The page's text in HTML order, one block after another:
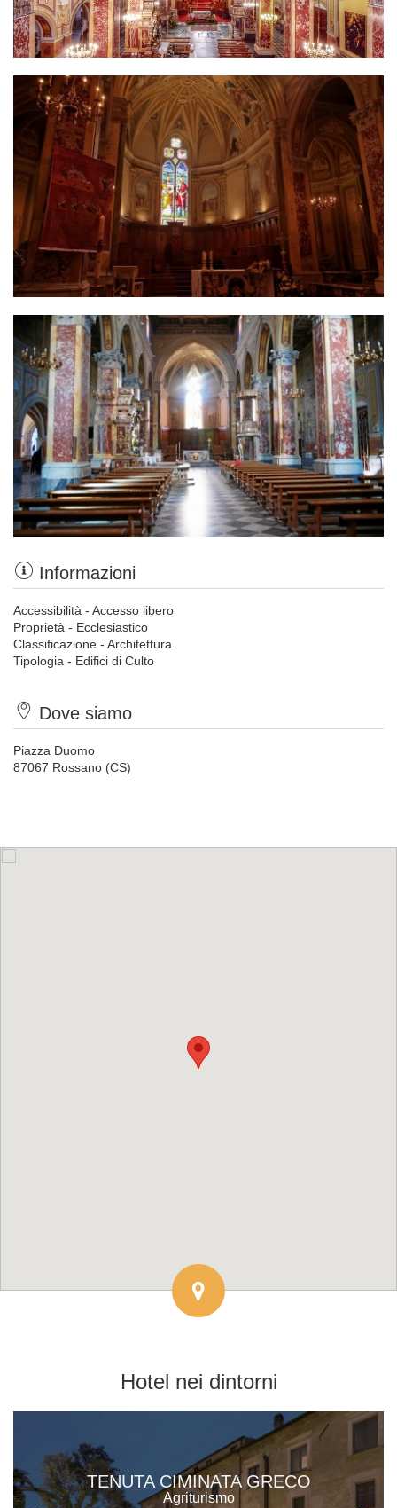
Informazioni
Accessibilità - Accesso libero
Proprietà - Ecclesiastico
Classificazione - Architettura
Tipologia - Edifici di Culto
Dove siamo
Piazza Duomo
87067 Rossano (CS)
Hotel nei dintorni
TENUTA CIMINATA GRECO
Agriturismo